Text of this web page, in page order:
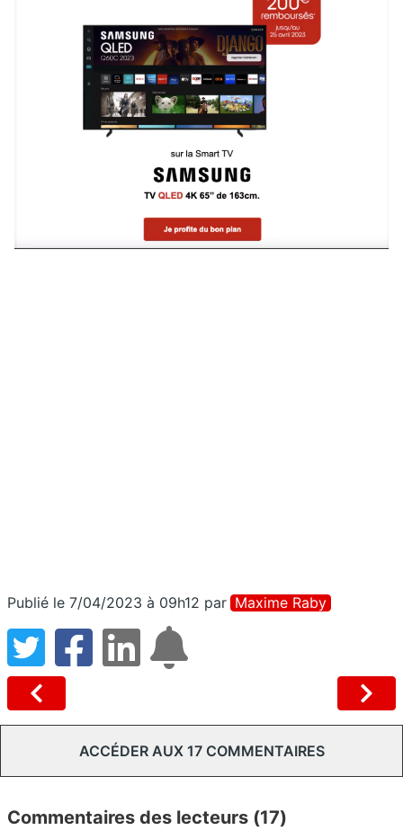
Publié le 7/04/2023 à 09h12 par Maxime Raby
ACCÉDER AUX 17 COMMENTAIRES
Commentaires des lecteurs (17)